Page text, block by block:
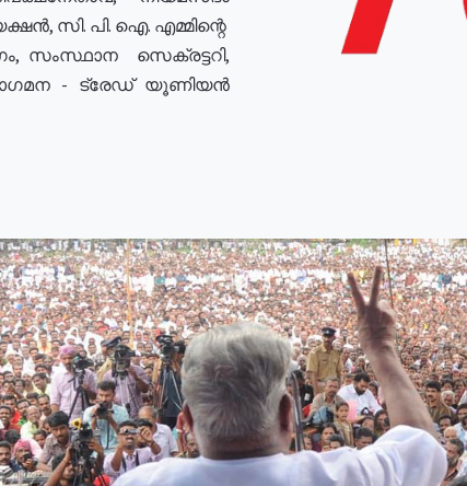
സി. പി. ഐ. എമ്മിന്റെ
സംസ്ഥാന സെക്രട്ടറി,
- ട്രേഡ് യൂണിയൻ